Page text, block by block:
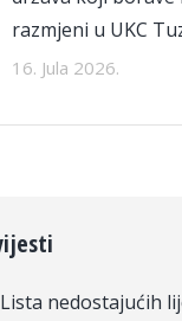
razmjeni u UKC
16. Jula 2026.
Lista nedostajućih